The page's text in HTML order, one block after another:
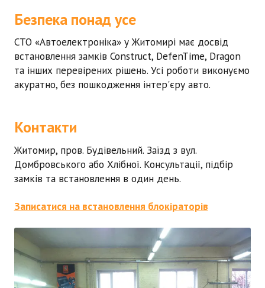
Безпека понад усе
СТО «Автоелектроніка» у Житомирі має досвід
встановлення замків Construct, DefenTime, Dragon
та інших перевірених рішень. Усі роботи виконуємо
акуратно, без пошкодження інтер'єру авто.
Контакти
Житомир, пров. Будівельний. Заїзд з вул.
Домбровського або Хлібної. Консультації, підбір
замків та встановлення в один день.
Записатися на встановлення блокіраторів